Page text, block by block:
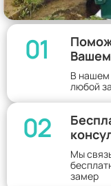
01
В нашем
любой
02
Мы
замер